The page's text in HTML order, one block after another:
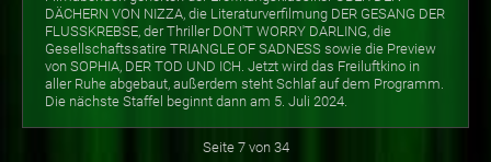
DÄCHERN VON NIZZA, die Literaturverfilmung DER GESANG DER
FLUSSKREBSE, der Thriller DON'T WORRY DARLING, die
Gesellschaftssatire TRIANGLE OF SADNESS sowie die Preview
von SOPHIA, DER TOD UND ICH. Jetzt wird das Freiluftkino in
aller Ruhe abgebaut, außerdem steht Schlaf auf dem Programm.
Die nächste Staffel beginnt dann am 5. Juli 2024.
Seite 7 von 34